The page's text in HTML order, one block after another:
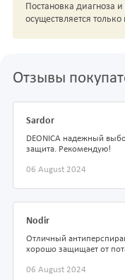
Постановка диагноза
осуществляется
Отзывы
Sardor
DEONICA надежный
защита. Рекомендую!
06 August 2024
Nodir
Отличный
хорошо защищает от
06 August 2024